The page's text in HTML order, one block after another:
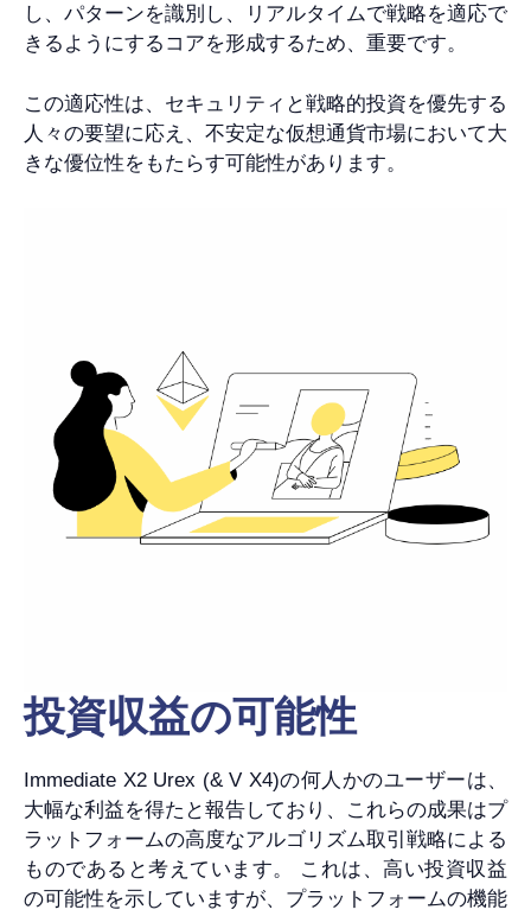
し、パターンを識別し、リアルタイムで戦略を適応で
きるようにするコアを形成するため、重要です。
この適応性は、セキュリティと戦略的投資を優先する
人々の要望に応え、不安定な仮想通貨市場において大
きな優位性をもたらす可能性があります。
投資収益の可能性
Immediate X2 Urex (& V X4)の何人かのユーザーは、
大幅な利益を得たと報告しており、これらの成果はプ
ラットフォームの高度なアルゴリズム取引戦略による
ものであると考えています。 これは、高い投資収益
の可能性を示していますが、プラットフォームの機能